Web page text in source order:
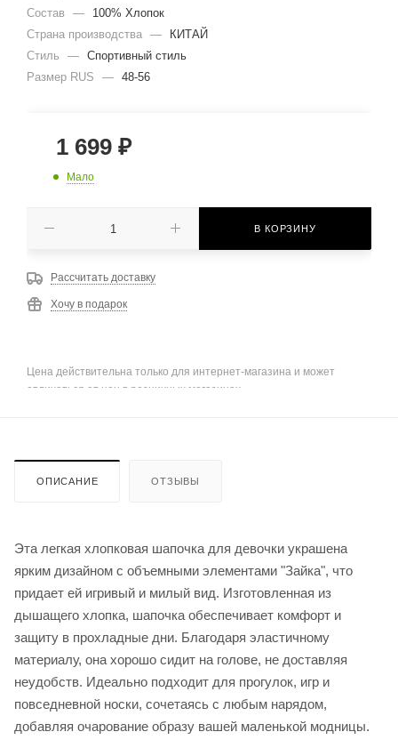
Состав
—
100% Хлопок
Страна производства —
КИТАЙ
Стиль
— Спортивный стиль
Размер RUS
— 48-56
1 699 ₽
Мало
В КОРЗИНУ
Рассчитать доставку
Хочу в подарок
Цена действительна только для интернет-магазина и может
отличаться от цен в розничных магазинах
ОПИСАНИЕ ОТЗЫВЫ
Эта легкая хлопковая шапочка для девочки украшена
ярким дизайном с объемными элементами "Зайка", что
придает ей игривый и милый вид. Изготовленная из
дышащего хлопка, шапочка обеспечивает комфорт и
защиту в прохладные дни. Благодаря эластичному
материалу, она хорошо сидит на голове, не доставляя
неудобств. Идеально подходит для прогулок, игр и
повседневной носки, сочетаясь с любым нарядом,
добавляя очарование образу вашей маленькой модницы.